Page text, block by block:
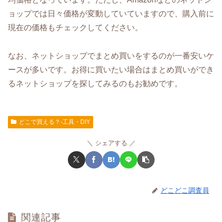
ョップでは日々価格が変動していていますので、購入前に
現在の価格もチェックしてください。
なお、ネットショップでまとめ買いをするのが一番安いケ
ースが多いです。お得に買いたい場合はまとめ買いができ
るネットショップを探してみるのもお勧めです。
どこで買える？-工具・DIY
シェアする
どこどこ調査員
関連記事